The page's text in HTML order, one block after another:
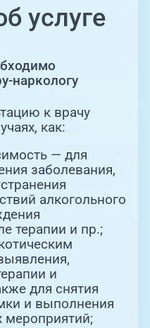
услуге
наркологу
к врачу
как:
— для
заболевания,
алкогольного
терапии и пр.;
и
для снятия
и выполнения
мероприятий;